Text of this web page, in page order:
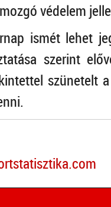
védelem
ismét lehet
szerint
szünetelt